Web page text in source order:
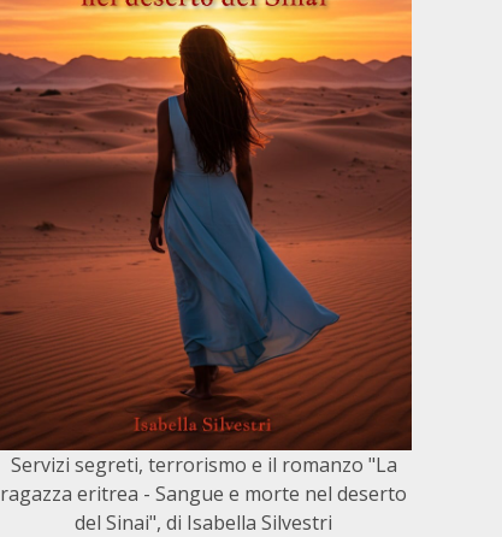
Servizi segreti, terrorismo e il romanzo "La
ragazza eritrea - Sangue e morte nel deserto
del Sinai", di Isabella Silvestri